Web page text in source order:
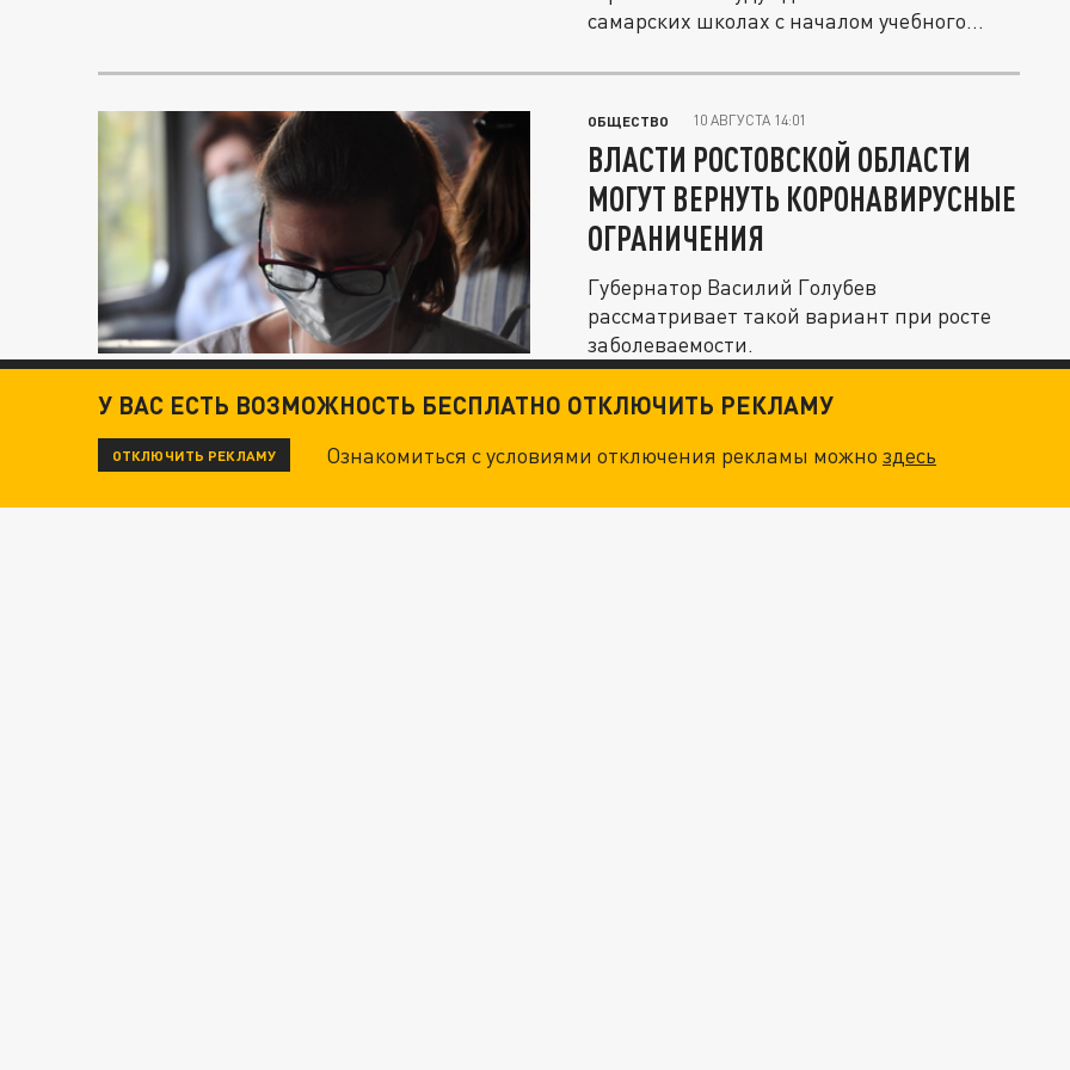
самарских школах с началом учебного
ОБЩЕСТВО 10 АВГУСТА 14:01
ВЛАСТИ РОСТОВСКОЙ ОБЛАСТИ
МОГУТ ВЕРНУТЬ КОРОНАВИРУСНЫЕ
ОГРАНИЧЕНИЯ
Губернатор Василий Голубев
рассматривает такой вариант при росте
заболеваемости.
У ВАС ЕСТЬ ВОЗМОЖНОСТЬ БЕСПЛАТНО ОТКЛЮЧИТЬ РЕКЛАМУ
ОТКЛЮЧИТЬ РЕКЛАМУ Ознакомиться с условиями отключения рекламы можноздесь